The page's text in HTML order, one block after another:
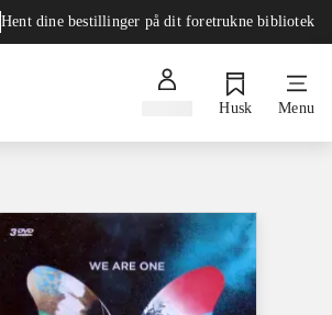
Hent dine bestillinger på dit foretrukne bibliotek
Husk Menu